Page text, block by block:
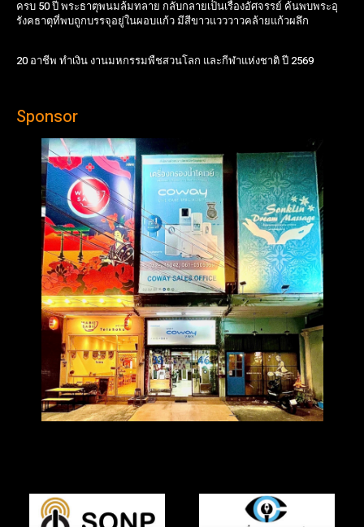
ครบ 50 ปี พระธาตุพนมล้มทลาย กลับกลายเป็นเรื่องอัศจรรย์ ค้นพบพระอุ
รังคธาตุที่พบถูกบรรจุอยู่ในผอบแก้ว มีสีขาวแวววาวคล้ายแก้วผลึก
20 อาชีพ ทำเงิน งานมหกรรมพืชสวนโลก และกีฬาแห่งชาติ ปี 2569
Sponsor